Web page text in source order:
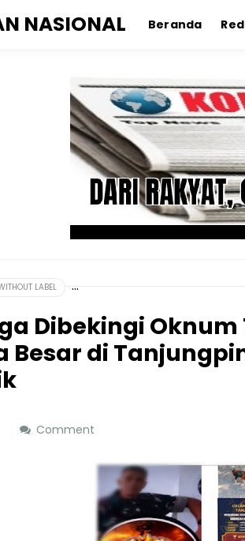
NASIONAL Beranda
LABEL
Dibekingi Oknum
Besar di
Comment